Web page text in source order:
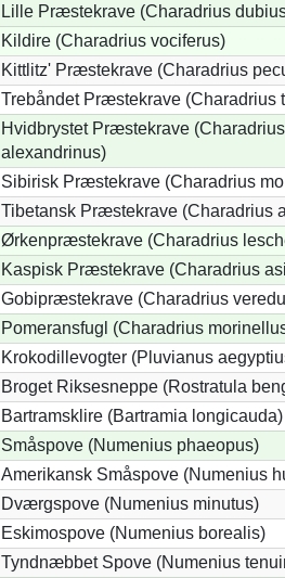
Lille Præstekrave (Charadrius
Kildire (Charadrius vociferus)
Kittlitz' Præstekrave (Charadrius
Trebåndet Præstekrave (Charadrius
Hvidbrystet Præstekrave (Charadrius
alexandrinus)
Sibirisk Præstekrave (Charadrius
Tibetansk Præstekrave (Charadrius
Ørkenpræstekrave (Charadrius
Kaspisk Præstekrave (Charadrius
Gobipræstekrave (Charadrius
Pomeransfugl (Charadrius
Krokodillevogter (Pluvianus
Broget Riksesneppe (Rostratula
Bartramsklire (Bartramia longicauda)
Småspove (Numenius phaeopus)
Amerikansk Småspove (Numenius
Dværgspove (Numenius minutus)
Eskimospove (Numenius borealis)
Tyndnæbbet Spove (Numenius